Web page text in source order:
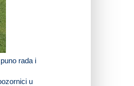
rada i
u